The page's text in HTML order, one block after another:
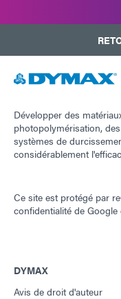
Développer des
photopolymérisation,
systèmes de
considérablement
Ce site est protégé par
confidentialité de Google
DYMAX
Avis de droit d'auteur